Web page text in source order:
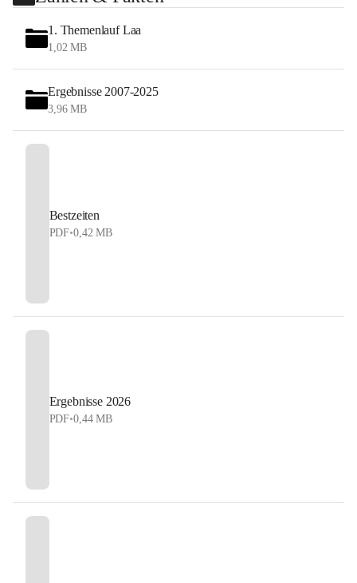
1. Themenlauf Laa
1,02 MB
Ergebnisse 2007-2025
3,96 MB
Bestzeiten
PDF•0,42 MB
Ergebnisse 2026
PDF•0,44 MB